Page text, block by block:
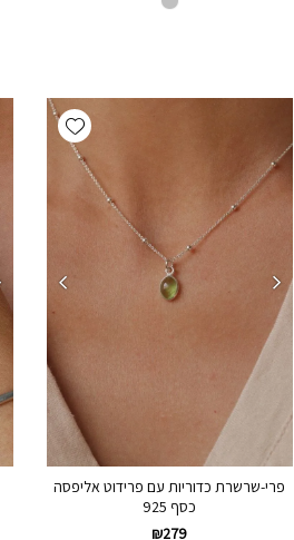
Add wishlist
פרי-שרשרת כדוריות עם פרידוט אליפסה
כסף 925
₪279